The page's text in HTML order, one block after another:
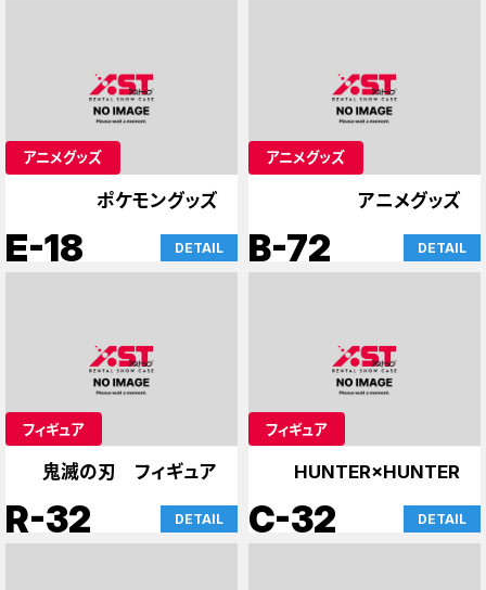
アニメグッズ
ポケモングッズ
E-18 DETAIL
アニメグッズ
アニメグッズ
B-72 DETAIL
フィギュア
鬼滅の刃 フィギュア
R-32 DETAIL
フィギュア
HUNTER×HUNTER
C-32 DETAIL